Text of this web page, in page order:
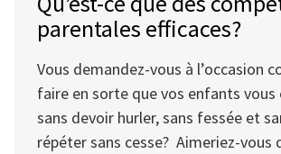
parentales efficaces?
Vous demandez-vous à l’occasion
faire en sorte que vos enfants
sans devoir hurler, sans fessée et
répéter sans cesse? Aimeriez-vous